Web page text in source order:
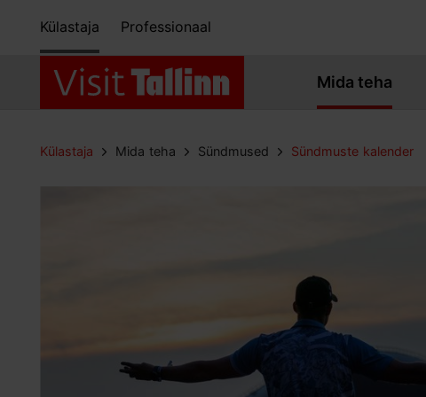
Külastaja Professionaal
Mida teha
Külastaja Mida teha Sündmused Sündmuste kalender